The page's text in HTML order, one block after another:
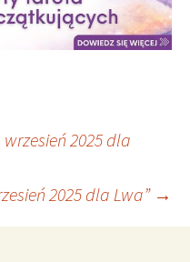
2025 dla
2025 dla Lwa” →